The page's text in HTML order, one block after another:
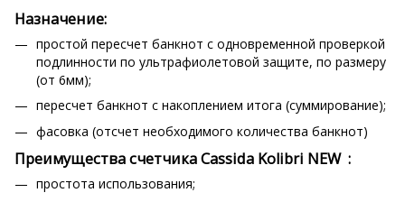
Назначение:
простой пересчет банкнот с одновременной проверкой
подлинности по ультрафиолетовой защите, по размеру
(от 6мм);
пересчет банкнот с накоплением итога (суммирование);
фасовка (отсчет необходимого количества банкнот)
Преимущества счетчика Cassida Kolibri NEW :
простота использования;